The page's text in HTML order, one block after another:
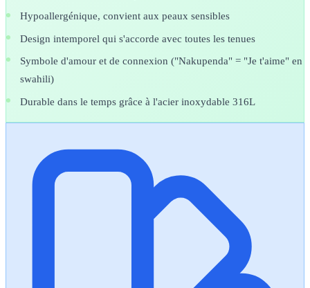
Hypoallergénique, convient aux peaux sensibles
Design intemporel qui s'accorde avec toutes les tenues
Symbole d'amour et de connexion ("Nakupenda" = "Je t'aime" en
swahili)
Durable dans le temps grâce à l'acier inoxydable 316L